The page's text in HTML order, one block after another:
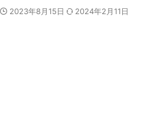
2023年8月15日 2024年2月11日